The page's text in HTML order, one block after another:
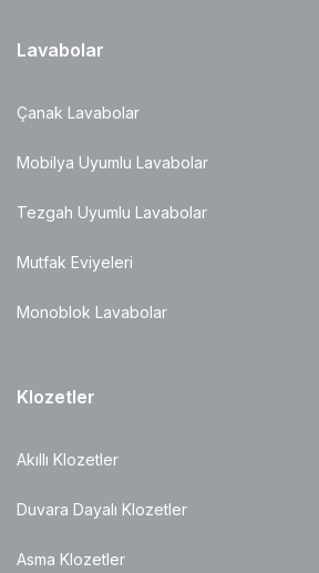
Lavabolar
Çanak Lavabolar
Mobilya Uyumlu Lavabolar
Tezgah Uyumlu Lavabolar
Mutfak Eviyeleri
Monoblok Lavabolar
Klozetler
Akıllı Klozetler
Duvara Dayalı Klozetler
Asma Klozetler